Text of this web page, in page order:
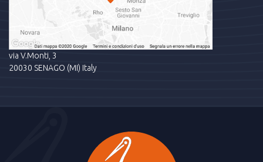
via V.Monti, 3
20030 SENAGO (MI) Italy